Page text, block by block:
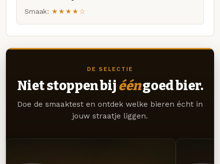
Smaak: ★★★★☆
DE SELECTIE
Niet stoppen bij ééngoed bier.
Doe de smaaktest en ontdek welke bieren écht in
jouw straatje liggen.